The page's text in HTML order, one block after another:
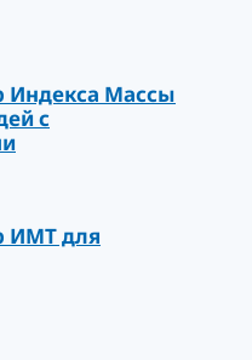
Индекса Массы
с
ИМТ для